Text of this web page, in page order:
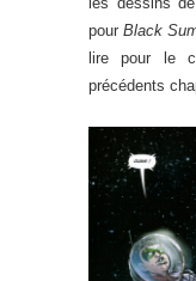
pourBlack
lire pour le
précédents